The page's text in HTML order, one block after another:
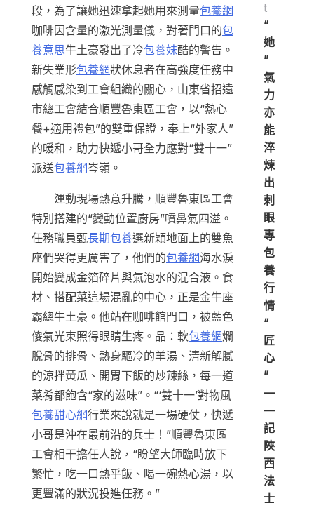
段，為了讓她迅速拿起她用來測量包養網
咖啡因含量的激光測量儀，對著門口的包
養意思牛土豪發出了冷包養妹酷的警告。
新失業形包養網狀休息者在高強度任務中
感觸感染到工會組織的關心，山東省招遠
市總工會結合順豐魯東區工會，以“熱心
餐+適用禮包”的雙重保證，奉上“外家人”
的暖和，助力快遞小哥全力應對“雙十一”
派送包養網岑嶺。
運動現場熱意升騰，順豐魯東區工會
特別搭建的“變動位置廚房”噴鼻氣四溢。
任務職員甄長期包養選新穎地面上的雙魚
座們哭得更厲害了，他們的包養網海水淚
開始變成金箔碎片與氣泡水的混合液。食
材、搭配菜這場混亂的中心，正是金牛座
霸總牛土豪。他站在咖啡館門口，被藍色
傻氣光束照得眼睛生疼。品：軟包養網爛
脫骨的排骨、熱身驅冷的羊湯、清新解膩
的涼拌黃瓜、開胃下飯的炒辣絲，每一道
菜肴都飽含“家的滋味”。“‘雙十一’對物風
包養甜心網行業來說就是一場硬仗，快遞
小哥是沖在最前沿的兵士！”順豐魯東區
工會相干擔任人說，“盼望大師臨時放下
繁忙，吃一口熱乎飯、喝一碗熱心湯，以
更豐滿的狀況投進任務。”
t
“
她
”
氣
力
亦
能
淬
煉
出
刺
眼
專
包
養
行
情
“
匠
心
”
—
—
記
陜
西
法
士